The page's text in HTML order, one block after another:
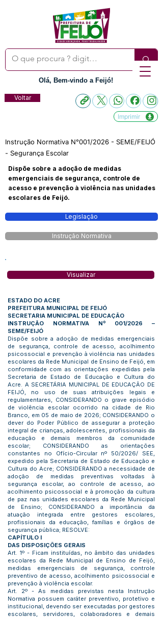
Olá, Bem-vindo a Feijó!
Voltar
Imprimir
Instrução Normativa N°001/2026 - SEME/FEIJÓ
- Segurança Escolar
Dispõe sobre a adoção de medidas
emergenciais de segurança, controle de
acesso e prevenção à violência nas unidades
escolares de Feijó.
Legislação
Instrução Normativa
Visualizar
ESTADO DO ACRE
PREFEITURA MUNICIPAL DE FEIJÓ
SECRETARIA MUNICIPAL DE EDUCAÇÃO
INSTRUÇÃO NORMATIVA Nº 001/2026 –
SEME/FEIJÓ
Dispõe sobre a adoção de medidas emergenciais
de segurança, controle de acesso, acolhimento
psicossocial e prevenção à violência nas unidades
escolares da Rede Municipal de Ensino de Feijó, em
conformidade com as orientações expedidas pela
Secretaria de Estado de Educação e Cultura do
Acre. A SECRETÁRIA MUNICIPAL DE EDUCAÇÃO DE
FEIJÓ, no uso de suas atribuições legais e
regulamentares, CONSIDERANDO o grave episódio
de violência escolar ocorrido na cidade de Rio
Branco, em 05 de maio de 2026; CONSIDERANDO o
dever do Poder Público de assegurar a proteção
integral de crianças, adolescentes, profissionais da
educação e demais membros da comunidade
escolar; CONSIDERANDO as orientações
constantes no Ofício-Circular nº 50/2026/ SEE,
expedido pela Secretaria de Estado de Educação e
Cultura do Acre; CONSIDERANDO a necessidade de
adoção de medidas preventivas voltadas à
segurança escolar, ao controle de acesso, ao
acolhimento psicossocial e à promoção da cultura
de paz nas unidades escolares da Rede Municipal
de Ensino; CONSIDERANDO a importância da
atuação integrada entre gestores escolares,
profissionais da educação, famílias e órgãos de
segurança pública; RESOLVE:
CAPÍTULO I
DAS DISPOSIÇÕES GERAIS
Art. 1º - Ficam instituídas, no âmbito das unidades
escolares da Rede Municipal de Ensino de Feijó,
medidas emergenciais de segurança, controle
preventivo de acesso, acolhimento psicossocial e
prevenção à violência escolar.
Art. 2º - As medidas previstas nesta Instrução
Normativa possuem caráter preventivo, protetivo e
institucional, devendo ser executadas por gestores
escolares, servidores, colaboradores e demais